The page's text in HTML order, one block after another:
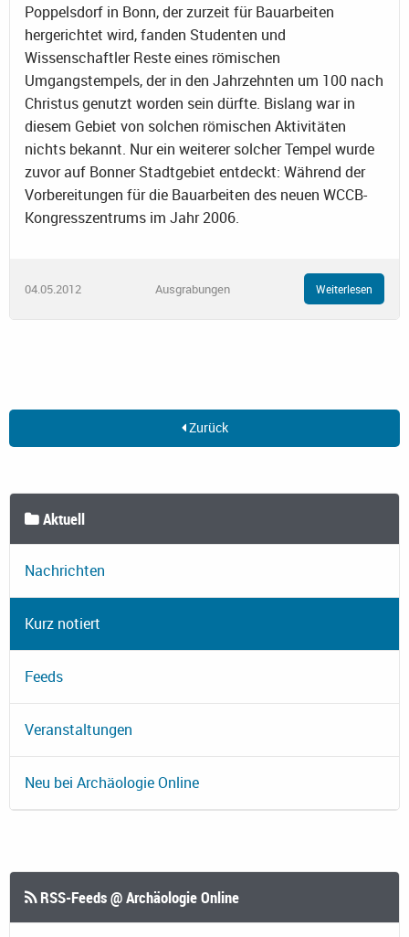
Poppelsdorf in Bonn, der zurzeit für Bauarbeiten
hergerichtet wird, fanden Studenten und
Wissenschaftler Reste eines römischen
Umgangstempels, der in den Jahrzehnten um 100 nach
Christus genutzt worden sein dürfte. Bislang war in
diesem Gebiet von solchen römischen Aktivitäten
nichts bekannt. Nur ein weiterer solcher Tempel wurde
zuvor auf Bonner Stadtgebiet entdeckt: Während der
Vorbereitungen für die Bauarbeiten des neuen WCCB-
Kongresszentrums im Jahr 2006.
04.05.2012 Ausgrabungen Weiterlesen
Zurück
Aktuell
Nachrichten
Kurz notiert
Feeds
Veranstaltungen
Neu bei Archäologie Online
RSS-Feeds @ Archäologie Online